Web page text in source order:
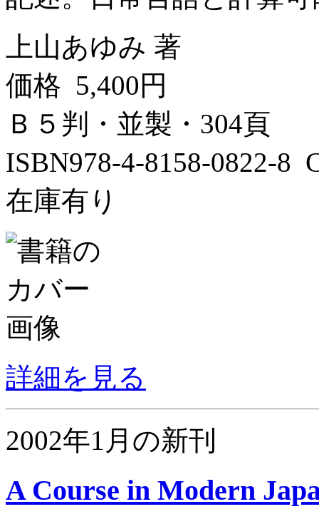
上山あゆみ 著
価格 5,400円
Ｂ５判・並製・304頁
ISBN978-4-8158-0822-8
在庫有り
詳細を見る
2002年1月の新刊
A Course in Modern